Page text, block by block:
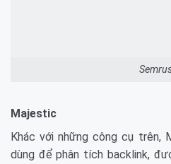
Majestic
Khác với những công cụ trên,
dùng để phân tích backlink,